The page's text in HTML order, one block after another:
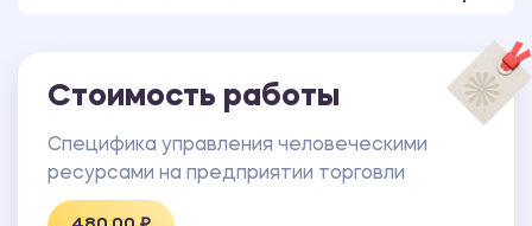
Стоимость работы
Специфика управления человеческими
ресурсами на предприятии торговли